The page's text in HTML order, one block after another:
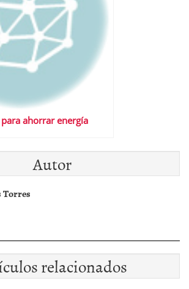
ahorrar energía
Autor
Torres
relacionados